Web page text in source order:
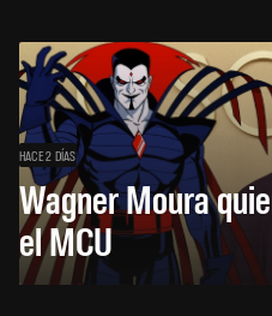
HACE 2 DÍAS
Wagner Moura
el MCU